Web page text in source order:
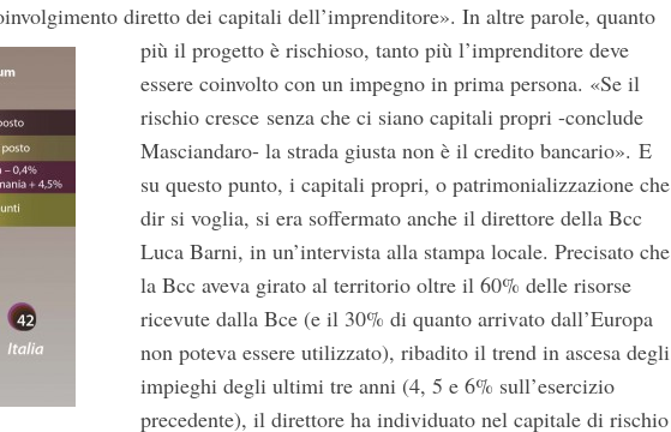
diretto dei capitali dell’imprenditore». In altre parole, quanto
più il progetto è rischioso, tanto più l’imprenditore deve
essere coinvolto con un impegno in prima persona. «Se il
rischio cresce senza che ci siano capitali propri -conclude
Masciandaro- la strada giusta non è il credito bancario». E
su questo punto, i capitali propri, o patrimonializzazione che
dir si voglia, si era soffermato anche il direttore della Bcc
Luca Barni, in un’intervista alla stampa locale. Precisato che
la Bcc aveva girato al territorio oltre il 60% delle risorse
ricevute dalla Bce (e il 30% di quanto arrivato dall’Europa
non poteva essere utilizzato), ribadito il trend in ascesa degli
impieghi degli ultimi tre anni (4, 5 e 6% sull’esercizio
precedente), il direttore ha individuato nel capitale di rischio